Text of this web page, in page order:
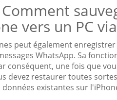
vers un PC
peut également
WhatsApp. Sa
conséquent, une fois que
devez restaurer toutes
existantes sur